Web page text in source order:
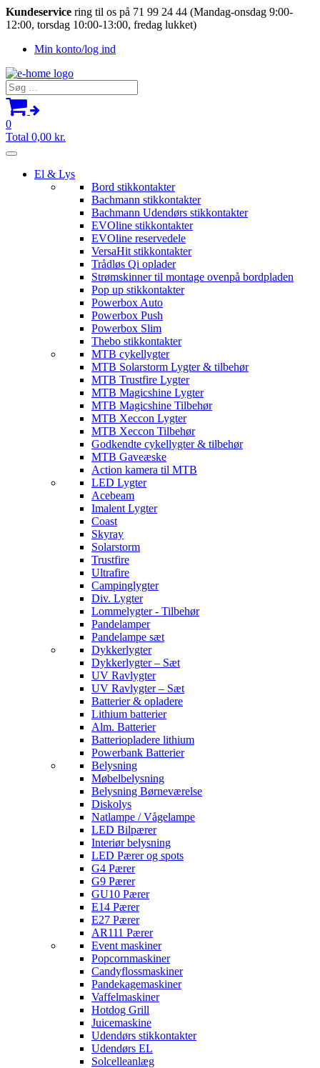
Kundeservice ring til os på 71 99 24 44 (Mandag-onsdag 9:00-
12:00, torsdag 10:00-13:00, fredag lukket)
Min konto/log ind
Søg
efter:
0
Total 0,00 kr.
El & Lys
Bord stikkontakter
Bachmann stikkontakter
Bachmann Udendørs stikkontakter
EVOline stikkontakter
EVOline reservedele
VersaHit stikkontakter
Trådløs Qi oplader
Strømskinner til montage ovenpå bordpladen
Pop up stikkontakter
Powerbox Auto
Powerbox Push
Powerbox Slim
Thebo stikkontakter
MTB cykellygter
MTB Solarstorm Lygter & tilbehør
MTB Trustfire Lygter
MTB Magicshine Lygter
MTB Magicshine Tilbehør
MTB Xeccon Lygter
MTB Xeccon Tilbehør
Godkendte cykellygter & tilbehør
MTB Gaveæske
Action kamera til MTB
LED Lygter
Acebeam
Imalent Lygter
Coast
Skyray
Solarstorm
Trustfire
Ultrafire
Campinglygter
Div. Lygter
Lommelygter - Tilbehør
Pandelamper
Pandelampe sæt
Dykkerlygter
Dykkerlygter – Sæt
UV Ravlygter
UV Ravlygter – Sæt
Batterier & opladere
Lithium batterier
Alm. Batterier
Batteriopladere lithium
Powerbank Batterier
Belysning
Møbelbelysning
Belysning Børneværelse
Diskolys
Natlampe / Vågelampe
LED Bilpærer
Interiør belysning
LED Pærer og spots
G4 Pærer
G9 Pærer
GU10 Pærer
E14 Pærer
E27 Pærer
AR111 Pærer
Event maskiner
Popcornmaskiner
Candyflossmaskiner
Pandekagemaskiner
Vaffelmaskiner
Hotdog Grill
Juicemaskine
Udendørs stikkontakter
Udendørs EL
Solcelleanlæg